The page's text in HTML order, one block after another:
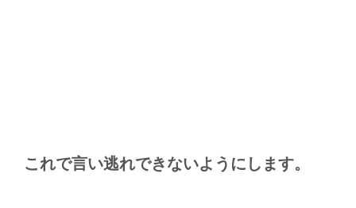
これで言い逃れできないようにします。